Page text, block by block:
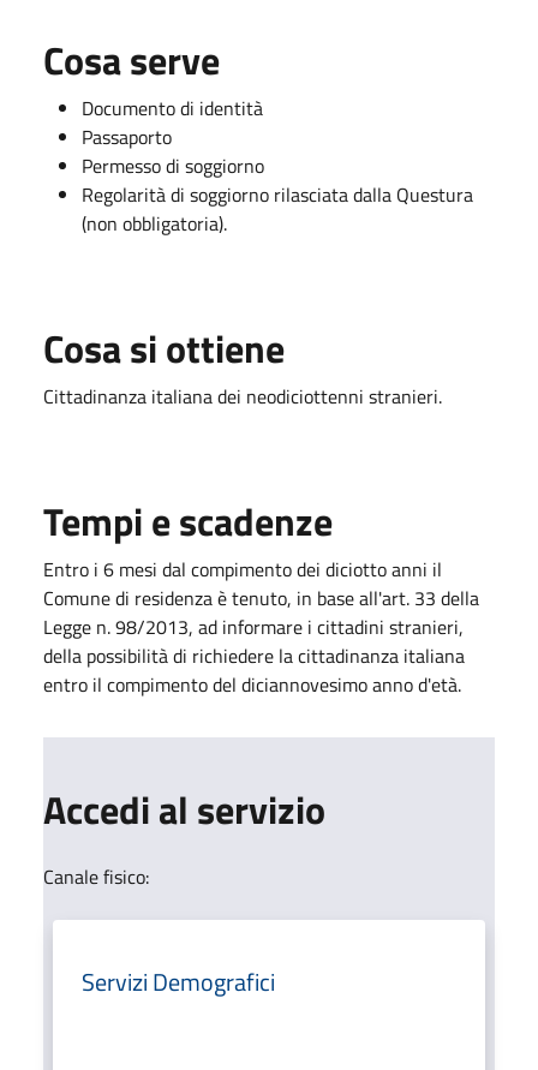
Cosa serve
Documento di identità
Passaporto
Permesso di soggiorno
Regolarità di soggiorno rilasciata dalla Questura
(non obbligatoria).
Cosa si ottiene
Cittadinanza italiana dei neodiciottenni stranieri.
Tempi e scadenze
Entro i 6 mesi dal compimento dei diciotto anni il
Comune di residenza è tenuto, in base all'art. 33 della
Legge n. 98/2013, ad informare i cittadini stranieri,
della possibilità di richiedere la cittadinanza italiana
entro il compimento del diciannovesimo anno d'età.
Accedi al servizio
Canale fisico:
Servizi Demografici